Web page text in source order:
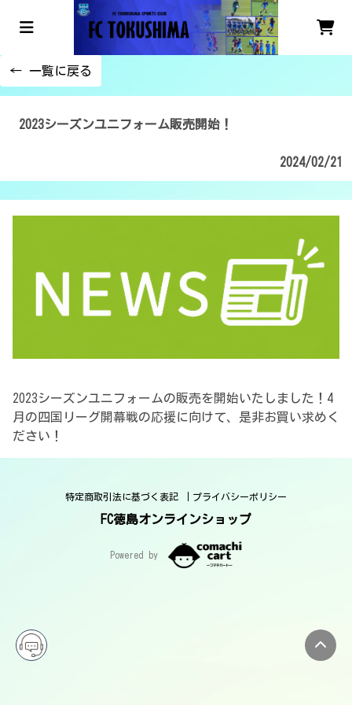
← 一覧に戻る
2023シーズンユニフォーム販売開始！
2024/02/21
2023シーズンユニフォームの販売を開始いたしました！4
月の四国リーグ開幕戦の応援に向けて、是非お買い求めく
ださい！
特定商取引法に基づく表記 プライバシーポリシー
FC徳島オンラインショップ
Powered by